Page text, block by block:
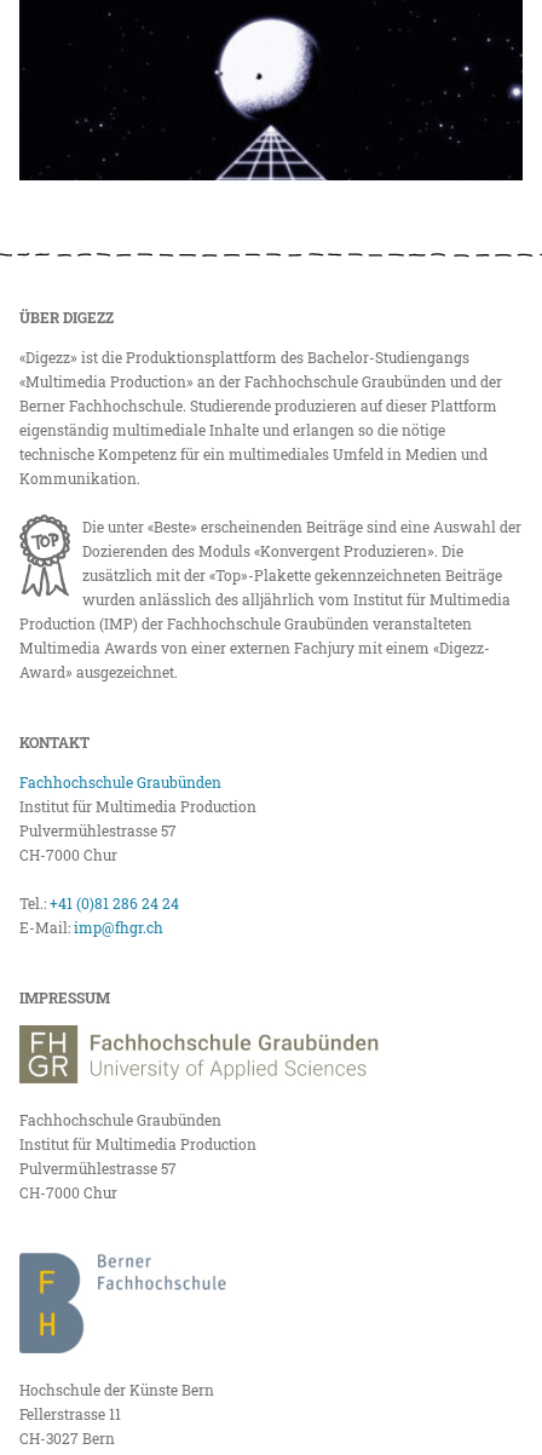
ÜBER DIGEZZ
«Digezz» ist die Produktionsplattform des Bachelor-Studiengangs
«Multimedia Production» an der Fachhochschule Graubünden und der
Berner Fachhochschule. Studierende produzieren auf dieser Plattform
eigenständig multimediale Inhalte und erlangen so die nötige
technische Kompetenz für ein multimediales Umfeld in Medien und
Kommunikation.
Die unter «Beste» erscheinenden Beiträge sind eine Auswahl der
Dozierenden des Moduls «Konvergent Produzieren». Die
zusätzlich mit der «Top»-Plakette gekennzeichneten Beiträge
wurden anlässlich des alljährlich vom Institut für Multimedia
Production (IMP) der Fachhochschule Graubünden veranstalteten
Multimedia Awards von einer externen Fachjury mit einem «Digezz-
Award» ausgezeichnet.
KONTAKT
Fachhochschule Graubünden
Institut für Multimedia Production
Pulvermühlestrasse 57
CH-7000 Chur
Tel.:+41 (0)81 286 24 24
E-Mail:imp@fhgr.ch
IMPRESSUM
Fachhochschule Graubünden
Institut für Multimedia Production
Pulvermühlestrasse 57
CH-7000 Chur
Hochschule der Künste Bern
Fellerstrasse 11
CH-3027 Bern